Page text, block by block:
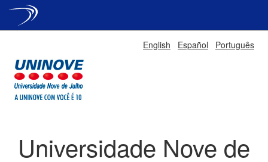
English Español Português
Universidade Nove de